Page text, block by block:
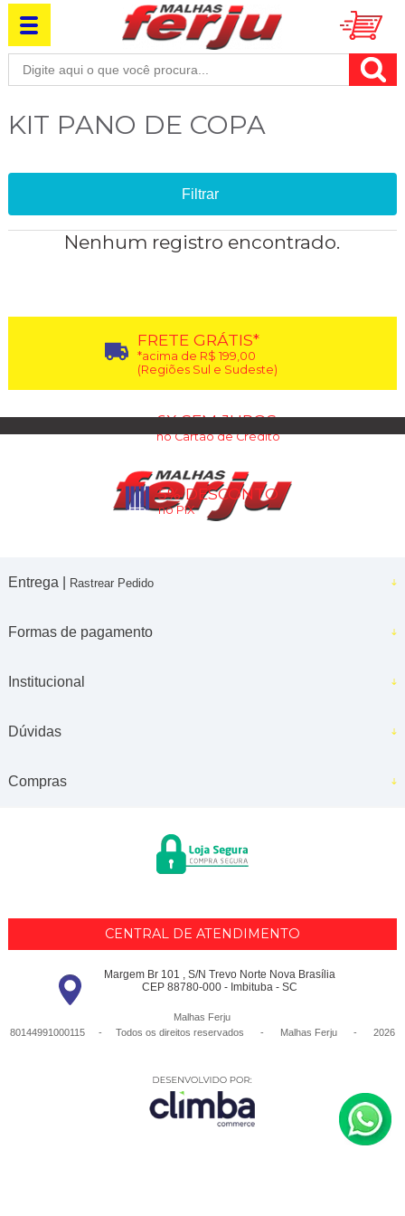
KIT PANO DE COPA
Filtrar
Nenhum registro encontrado.
FRETE GRÁTIS*
*acima de R$ 199,00
(Regiões Sul e Sudeste)
6X SEM JUROS
no Cartão de Crédito
5% DESCONTO
no PIX
Entrega | Rastrear Pedido
Formas de pagamento
Institucional
Dúvidas
Compras
CENTRAL DE ATENDIMENTO
Margem Br 101 , S/N Trevo Norte Nova Brasília
CEP 88780-000 - Imbituba - SC
Malhas Ferju
80144991000115 - Todos os direitos reservados
- Malhas Ferju - 2026